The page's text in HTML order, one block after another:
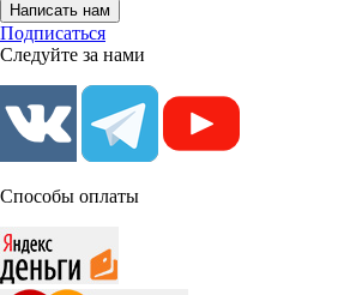
Написать нам
Подписаться
Следуйте за нами
Способы оплаты